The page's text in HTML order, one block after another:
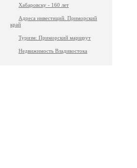
Хабаровску - 160 лет
Адреса инвестиций. Приморский
край
Туризм: Приморский маршрут
Недвижимость Владивостока